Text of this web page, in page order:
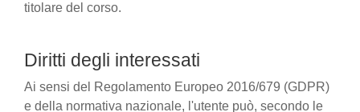
titolare del corso.
Diritti degli interessati
Ai sensi del Regolamento Europeo 2016/679 (GDPR)
e della normativa nazionale, l'utente può, secondo le